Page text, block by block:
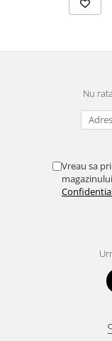
Nu
Vreau sa